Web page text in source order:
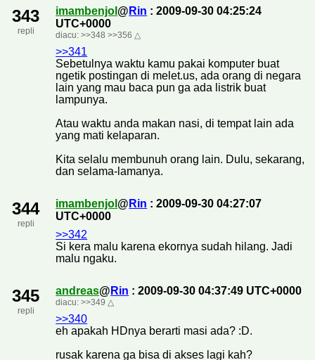
343
repli
imambenjol @ Rin : 2009-09-30 04:25:24
UTC+0000
diacu:>>348 >>356 △
>>341
Sebetulnya waktu kamu pakai komputer buat
ngetik postingan di melet.us, ada orang di negara
lain yang mau baca pun ga ada listrik buat
lampunya.
Atau waktu anda makan nasi, di tempat lain ada
yang mati kelaparan.
Kita selalu membunuh orang lain. Dulu, sekarang,
dan selama-lamanya.
344
repli
imambenjol @ Rin : 2009-09-30 04:27:07
UTC+0000
>>342
Si kera malu karena ekornya sudah hilang. Jadi
malu ngaku.
345
repli
andreas@ Rin : 2009-09-30 04:37:49 UTC+0000
diacu:>>349 △
>>340
eh apakah HDnya berarti masi ada? :D.
rusak karena ga bisa di akses lagi kah?